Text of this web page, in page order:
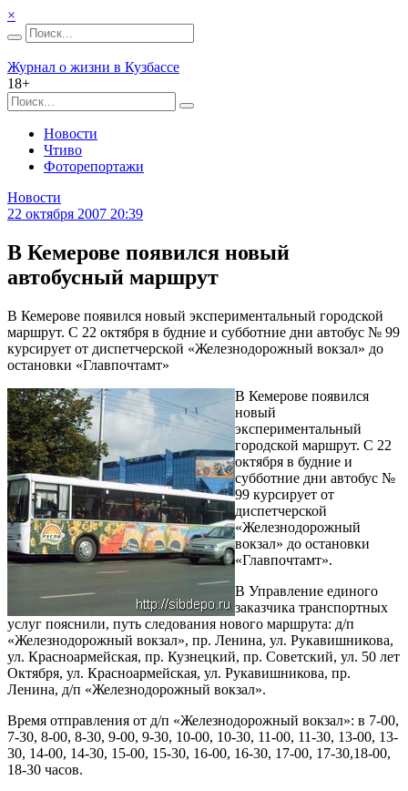
×
Журнал о жизни в Кузбассе
18+
Новости
Чтиво
Фоторепортажи
Новости
22 октября 2007 20:39
В Кемерове появился новый
автобусный маршрут
В Кемерове появился новый экспериментальный городской
маршрут. С 22 октября в будние и субботние дни автобус № 99
курсирует от диспетчерской «Железнодорожный вокзал» до
остановки «Главпочтамт»
В Кемерове появился
новый
экспериментальный
городской маршрут. С 22
октября в будние и
субботние дни автобус №
99 курсирует от
диспетчерской
«Железнодорожный
вокзал» до остановки
«Главпочтамт».
В Управление единого
заказчика транспортных
услуг пояснили, путь следования нового маршрута: д/п
«Железнодорожный вокзал», пр. Ленина, ул. Рукавишникова,
ул. Красноармейская, пр. Кузнецкий, пр. Советский, ул. 50 лет
Октября, ул. Красноармейская, ул. Рукавишникова, пр.
Ленина, д/п «Железнодорожный вокзал».
Время отправления от д/п «Железнодорожный вокзал»: в 7-00,
7-30, 8-00, 8-30, 9-00, 9-30, 10-00, 10-30, 11-00, 11-30, 13-00, 13-
30, 14-00, 14-30, 15-00, 15-30, 16-00, 16-30, 17-00, 17-30,18-00,
18-30 часов.